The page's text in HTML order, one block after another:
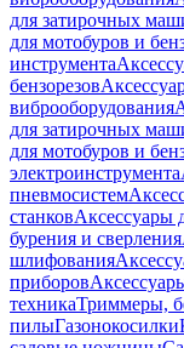
для затирочных
для мотобуров и
инструмента
бензорезов
виброоборудования
для затирочных
для мотобуров и
электроинструмента
пневмосистем
станковАксессуары
бурения и сверления
шлифования
приборов
техникаТриммеры,
пилыГазонокосилки